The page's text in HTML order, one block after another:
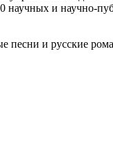
и научно-
песни и русские